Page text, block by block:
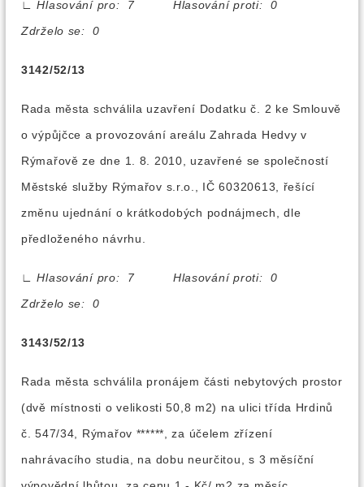
∟
Hlasování pro: 7 Hlasování proti: 0
Zdrželo se: 0
3142/52/13
Rada města schválila uzavření Dodatku č. 2 ke Smlouvě
o výpůjčce a provozování areálu Zahrada Hedvy v
Rýmařově ze dne 1. 8. 2010, uzavřené se společností
Městské služby Rýmařov s.r.o., IČ 60320613, řešící
změnu ujednání o krátkodobých podnájmech, dle
předloženého návrhu.
∟
Hlasování pro: 7 Hlasování proti: 0
Zdrželo se: 0
3143/52/13
Rada města schválila pronájem části nebytových prostor
(dvě místnosti o velikosti 50,8 m2) na ulici třída Hrdinů
č. 547/34, Rýmařov ******, za účelem zřízení
nahrávacího studia, na dobu neurčitou, s 3 měsíční